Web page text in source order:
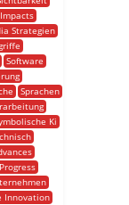
Strategien
Software
Sprachen
Ki
Innovation